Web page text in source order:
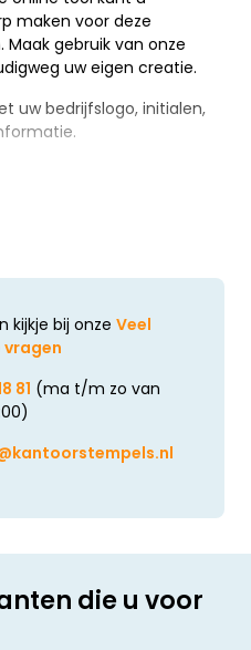
maken voor deze
gebruik van onze
uw eigen creatie.
uw bedrijfslogo, initialen,
kijkje bij onze Veel
81 (ma t/m zo van
die u voor